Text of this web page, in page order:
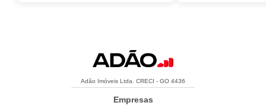
Adão Imóveis Ltda. CRECI - GO 4436
Empresas